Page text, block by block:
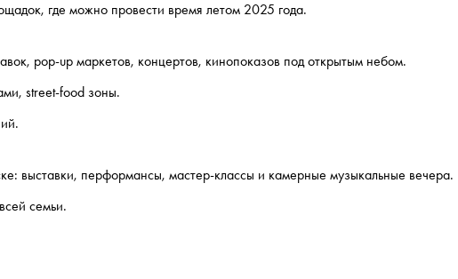
где можно провести время летом 2025 года.
pop-up маркетов, концертов, кинопоказов под открытым небом.
street-food зоны.
выставки, перформансы, мастер-классы и камерные музыкальные вечера.
семьи.